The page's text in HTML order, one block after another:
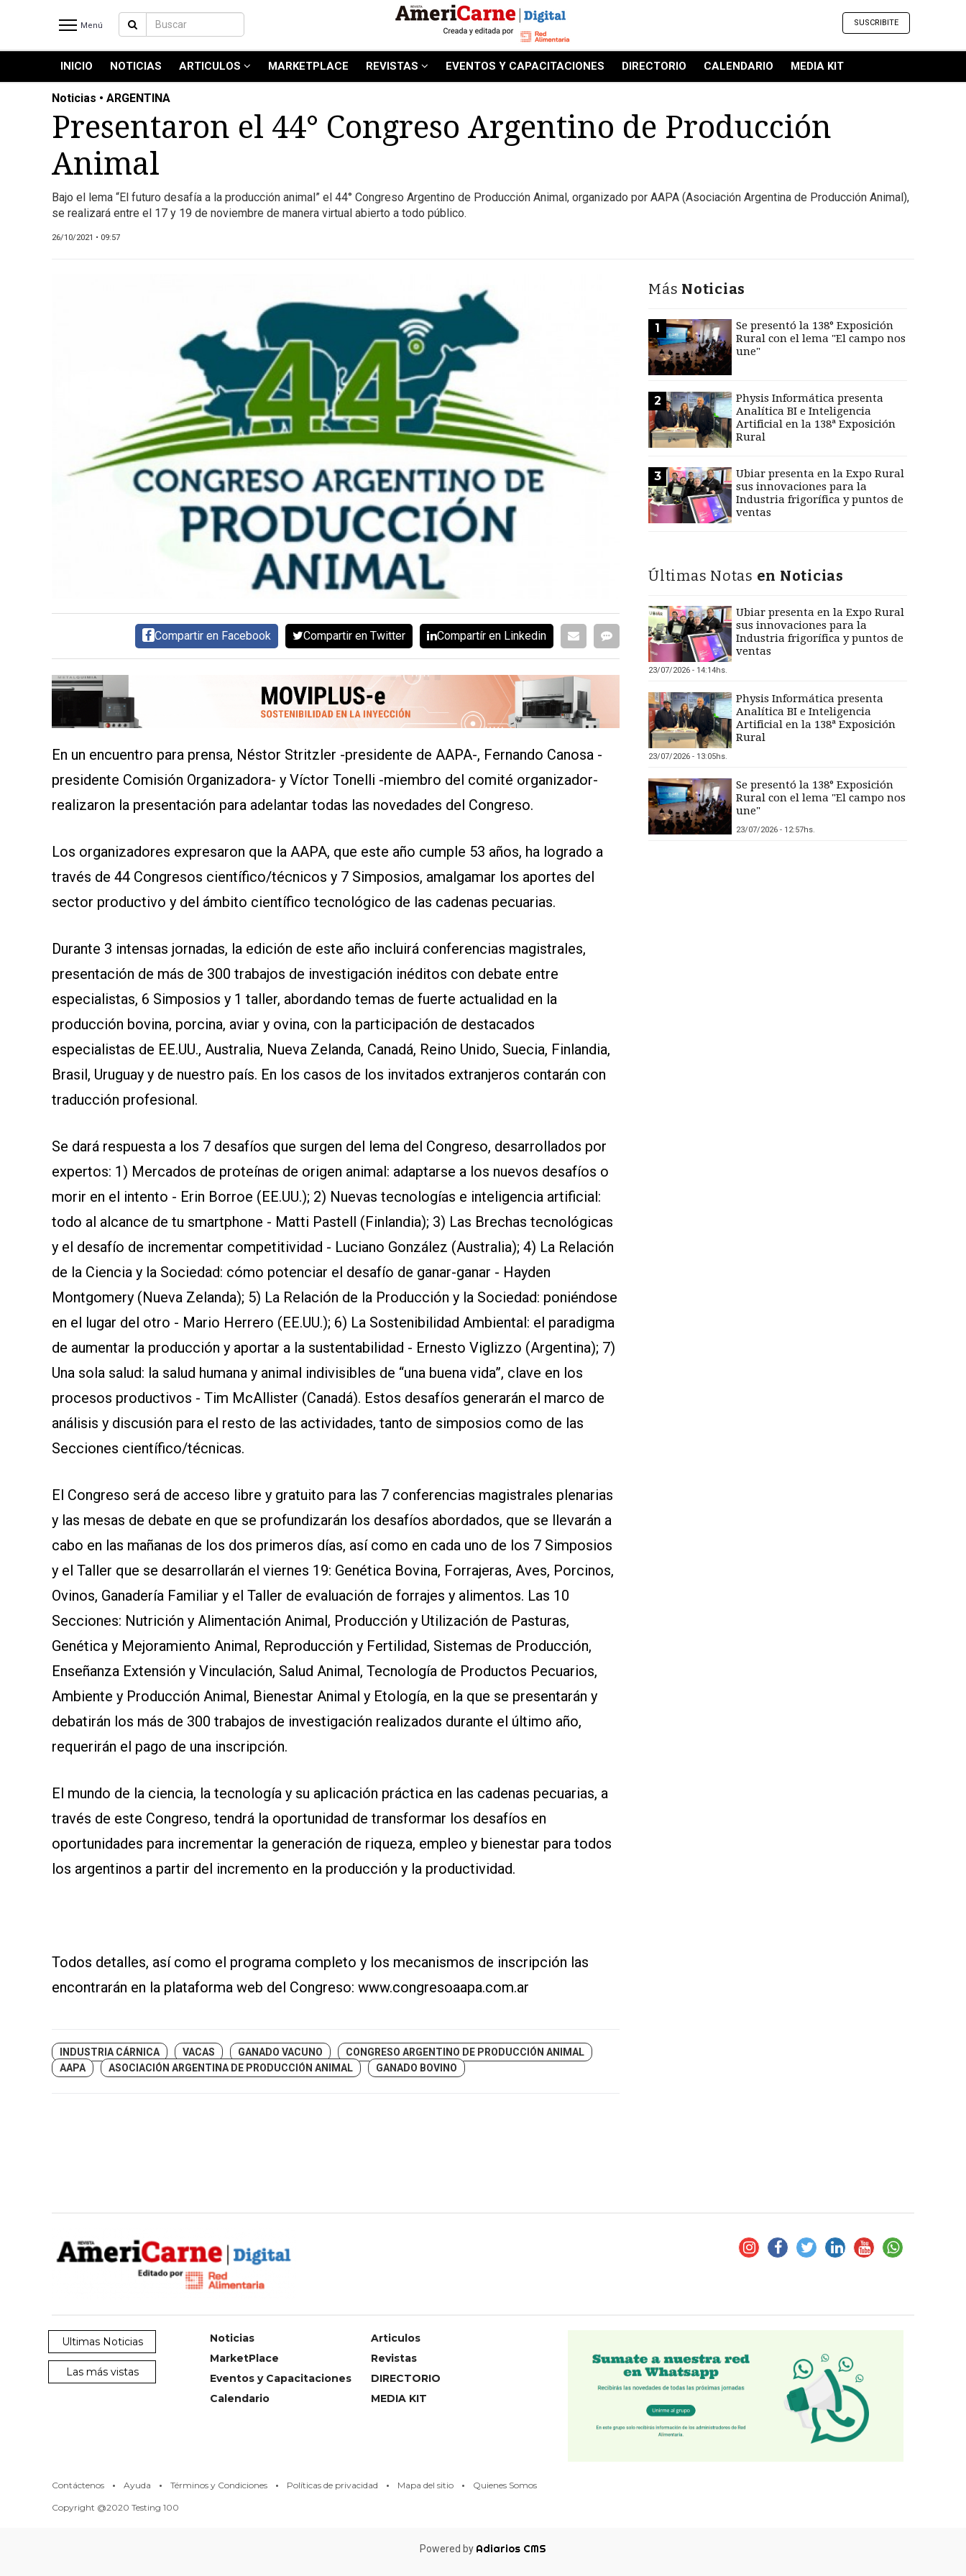
NOTICIAS RECIENTES
NOTICIAS
ARTICULOS
PRODUCCIÓN
PRODUCTO
MARKETPLACE
TEMAS DESTACADOS
PREMIO
CONTÁCTENOS
POLÍTICAS
PRIVACIDAD
Menú SUSCRIBITE
INICIO NOTICIAS ARTICULOS MARKETPLACE REVISTAS EVENTOS Y CAPACITACIONES DIRECTORIO CALENDARIO MEDIA KIT
Noticias • ARGENTINA
Presentaron el 44° Congreso Argentino de Producción
Animal
Bajo el lema “El futuro desafía a la producción animal” el 44° Congreso Argentino de Producción Animal, organizado por AAPA (Asociación Argentina de Producción Animal),
se realizará entre el 17 y 19 de noviembre de manera virtual abierto a todo público.
26/10/2021 • 09:57
Compartir en Facebook Compartir en Twitter Compartír en Linkedin
En un encuentro para prensa, Néstor Stritzler -presidente de AAPA-, Fernando Canosa -
presidente Comisión Organizadora- y Víctor Tonelli -miembro del comité organizador-
realizaron la presentación para adelantar todas las novedades del Congreso.
Los organizadores expresaron que la AAPA, que este año cumple 53 años, ha logrado a
través de 44 Congresos científico/técnicos y 7 Simposios, amalgamar los aportes del
sector productivo y del ámbito científico tecnológico de las cadenas pecuarias.
Durante 3 intensas jornadas, la edición de este año incluirá conferencias magistrales,
presentación de más de 300 trabajos de investigación inéditos con debate entre
especialistas, 6 Simposios y 1 taller, abordando temas de fuerte actualidad en la
producción bovina, porcina, aviar y ovina, con la participación de destacados
especialistas de EE.UU., Australia, Nueva Zelanda, Canadá, Reino Unido, Suecia, Finlandia,
Brasil, Uruguay y de nuestro país. En los casos de los invitados extranjeros contarán con
traducción profesional.
Se dará respuesta a los 7 desafíos que surgen del lema del Congreso, desarrollados por
expertos: 1) Mercados de proteínas de origen animal: adaptarse a los nuevos desafíos o
morir en el intento - Erin Borroe (EE.UU.); 2) Nuevas tecnologías e inteligencia artificial:
todo al alcance de tu smartphone - Matti Pastell (Finlandia); 3) Las Brechas tecnológicas
y el desafío de incrementar competitividad - Luciano González (Australia); 4) La Relación
de la Ciencia y la Sociedad: cómo potenciar el desafío de ganar-ganar - Hayden
Montgomery (Nueva Zelanda); 5) La Relación de la Producción y la Sociedad: poniéndose
en el lugar del otro - Mario Herrero (EE.UU.); 6) La Sostenibilidad Ambiental: el paradigma
de aumentar la producción y aportar a la sustentabilidad - Ernesto Viglizzo (Argentina); 7)
Una sola salud: la salud humana y animal indivisibles de “una buena vida”, clave en los
procesos productivos - Tim McAllister (Canadá). Estos desafíos generarán el marco de
análisis y discusión para el resto de las actividades, tanto de simposios como de las
Secciones científico/técnicas.
El Congreso será de acceso libre y gratuito para las 7 conferencias magistrales plenarias
y las mesas de debate en que se profundizarán los desafíos abordados, que se llevarán a
cabo en las mañanas de los dos primeros días, así como en cada uno de los 7 Simposios
y el Taller que se desarrollarán el viernes 19: Genética Bovina, Forrajeras, Aves, Porcinos,
Ovinos, Ganadería Familiar y el Taller de evaluación de forrajes y alimentos. Las 10
Secciones: Nutrición y Alimentación Animal, Producción y Utilización de Pasturas,
Genética y Mejoramiento Animal, Reproducción y Fertilidad, Sistemas de Producción,
Enseñanza Extensión y Vinculación, Salud Animal, Tecnología de Productos Pecuarios,
Ambiente y Producción Animal, Bienestar Animal y Etología, en la que se presentarán y
debatirán los más de 300 trabajos de investigación realizados durante el último año,
requerirán el pago de una inscripción.
El mundo de la ciencia, la tecnología y su aplicación práctica en las cadenas pecuarias, a
través de este Congreso, tendrá la oportunidad de transformar los desafíos en
oportunidades para incrementar la generación de riqueza, empleo y bienestar para todos
los argentinos a partir del incremento en la producción y la productividad.
Todos detalles, así como el programa completo y los mecanismos de inscripción las
encontrarán en la plataforma web del Congreso: www.congresoaapa.com.ar
INDUSTRIA CÁRNICA VACAS GANADO VACUNO
CONGRESO ARGENTINO DE PRODUCCIÓN ANIMAL
AAPA
ASOCIACIÓN ARGENTINA DE PRODUCCIÓN ANIMAL GANADO BOVINO
Más Noticias
1
Se presentó la 138° Exposición
Rural con el lema "El campo nos
une"
2
Physis Informática presenta
Analítica BI e Inteligencia
Artificial en la 138ª Exposición
Rural
3
Ubiar presenta en la Expo Rural
sus innovaciones para la
Industria frigorífica y puntos de
ventas
Últimas Notas en Noticias
Ubiar presenta en la Expo Rural
sus innovaciones para la
Industria frigorífica y puntos de
ventas
23/07/2026 - 14:14hs.
Physis Informática presenta
Analítica BI e Inteligencia
Artificial en la 138ª Exposición
Rural
23/07/2026 - 13:05hs.
Se presentó la 138° Exposición
Rural con el lema "El campo nos
une"
23/07/2026 - 12:57hs.
Ultimas Noticias
Las más vistas
Noticias
Articulos
MarketPlace
Revistas
Eventos y Capacitaciones
DIRECTORIO
Calendario
MEDIA KIT
Contáctenos · Ayuda · Términos y Condiciones · Políticas de privacidad · Mapa del sitio · Quienes Somos
Copyright @2020 Testing 100
Powered by Adiarios CMS